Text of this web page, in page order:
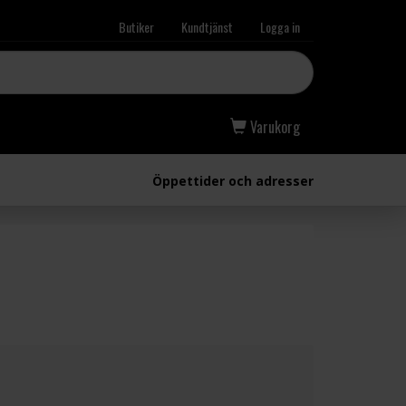
Butiker Kundtjänst Logga in
Varukorg
Öppettider och adresser